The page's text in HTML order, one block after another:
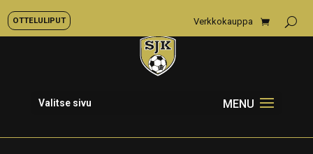
OTTELULIPUT Verkkokauppa
Valitse sivu